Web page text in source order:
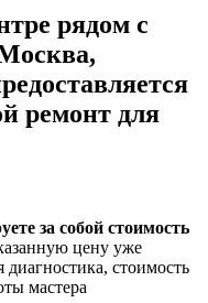
рядом с
ремонт для
за собой стоимость
цену уже
диагностика, стоимость
мастера